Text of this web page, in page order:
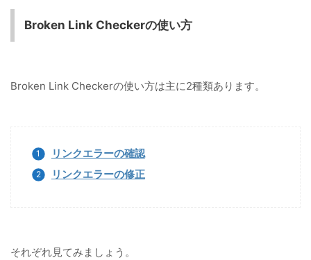
Broken Link Checkerの使い方
Broken Link Checkerの使い方は主に2種類あります。
リンクエラーの確認
リンクエラーの修正
それぞれ見てみましょう。